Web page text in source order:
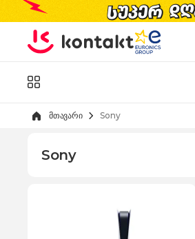
Skip to Content
მთავარი Sony
Sony